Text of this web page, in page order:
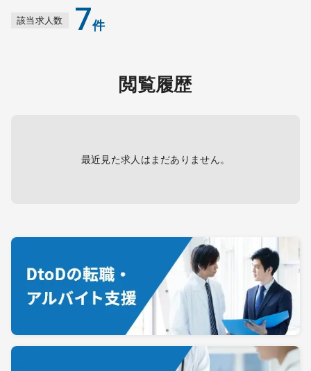
該当求人数 7件
閲覧履歴
最近見た求人はまだありません。